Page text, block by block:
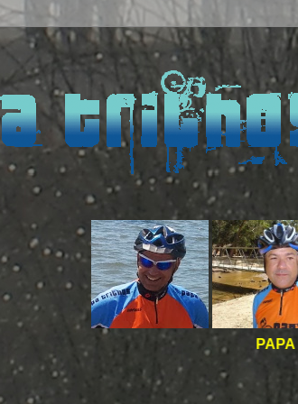
PAPA TRILHOS -